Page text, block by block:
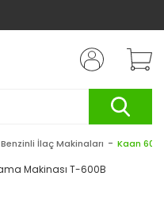
Benzinli İlaç Makinaları Kaan 600